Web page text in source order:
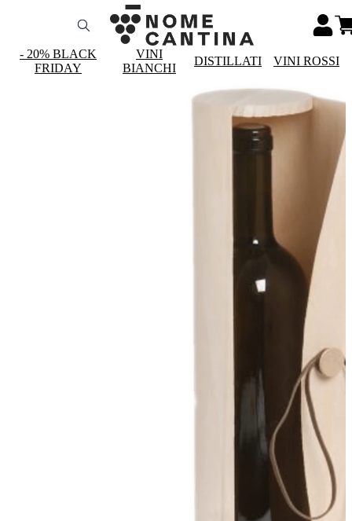
- 20% BLACK
FRIDAY
VINI
BIANCHI
DISTILLATI VINI ROSSI